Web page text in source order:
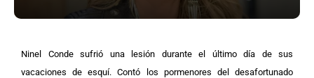
Ninel Conde sufrió una lesión durante el último día de sus
vacaciones de esquí. Contó los pormenores del desafortunado